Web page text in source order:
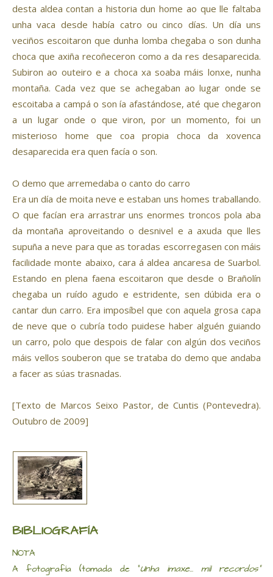
desta aldea contan a historia dun home ao que lle faltaba
unha vaca desde había catro ou cinco días. Un día uns
veciños escoitaron que dunha lomba chegaba o son dunha
choca que axiña recoñeceron como a da res desaparecida.
Subiron ao outeiro e a choca xa soaba máis lonxe, nunha
montaña. Cada vez que se achegaban ao lugar onde se
escoitaba a campá o son ía afastándose, até que chegaron
a un lugar onde o que viron, por un momento, foi un
misterioso home que coa propia choca da xovenca
desaparecida era quen facía o son.
O demo que arremedaba o canto do carro
Era un día de moita neve e estaban uns homes traballando.
O que facían era arrastrar uns enormes troncos pola aba
da montaña aproveitando o desnivel e a axuda que lles
supuña a neve para que as toradas escorregasen con máis
facilidade monte abaixo, cara á aldea ancaresa de Suarbol.
Estando en plena faena escoitaron que desde o Brañolín
chegaba un ruído agudo e estridente, sen dúbida era o
cantar dun carro. Era imposíbel que con aquela grosa capa
de neve que o cubría todo puidese haber alguén guiando
un carro, polo que despois de falar con algún dos veciños
máis vellos souberon que se trataba do demo que andaba
a facer as súas trasnadas.
[Texto de Marcos Seixo Pastor, de Cuntis (Pontevedra).
Outubro de 2009]
BIBLIOGRAFÍA
NOTA
A fotografía (tomada de "Unha imaxe... mil recordos"